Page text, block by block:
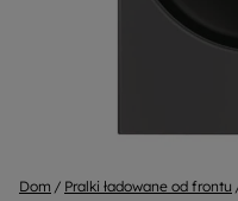
Dom Pralki ładowane od frontu